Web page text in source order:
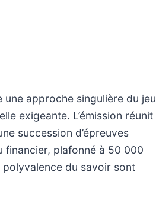
approche singulière du jeu
exigeante. L’émission réunit
succession d’épreuves
financier, plafonné à 50 000
polyvalence du savoir sont